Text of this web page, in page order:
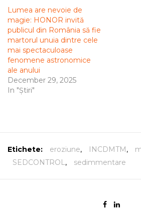
Lumea are nevoie de
magie: HONOR invită
publicul din România să fie
martorul unuia dintre cele
mai spectaculoase
fenomene astronomice
ale anului
December 29, 2025
In "Știri"
Etichete: eroziune, INCDMTM,
SEDCONTROL, sedimmentare